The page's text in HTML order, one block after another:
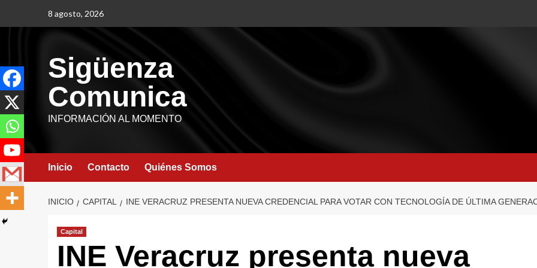
8 agosto, 2026
Sigüenza
Comunica
INFORMACIÓN AL MOMENTO
Inicio Contacto Quiénes Somos
INICIO CAPITAL INE VERACRUZ PRESENTA NUEVA CREDENCIAL PARA VOTAR CON TECNOLOGÍA DE ÚLTIMA
Capital
INE Veracruz presenta nueva